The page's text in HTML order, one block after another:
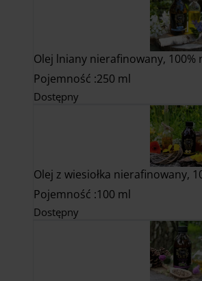
Olej lniany nierafinowany, 100%
Pojemność 250 ml
Dostępny
Olej z wiesiołka nierafinowany,
Pojemność 100 ml
Dostępny